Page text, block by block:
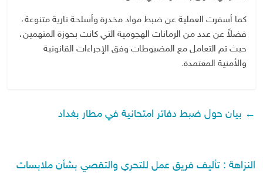
كما أسفرت العملية عن ضبط مواد مخدرة وأسلحة نارية متنوعة،
فضلاً عن عدد من الرمانات الهجومية التي كانت بحوزة المتهمين،
حيث تم التعامل مع المضبوطات وفق الإجراءات القانونية
والأمنية المعتمدة.
← بيان حول ضبط دفاتر امتحانية في مطار بغداد
النزاهة : تأليف فريق عمل للتحري والتقصي بشأن ملابسات